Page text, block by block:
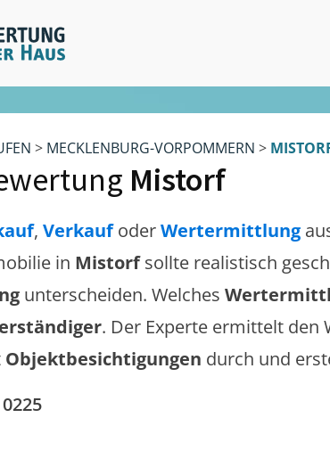
> MECKLENBURG-VORPOMMERN >
Mistorf
, VerkaufoderWertermittlung
in Mistorf sollte realistisch
unterscheiden. Welches
. Der Experte ermittelt den
Objektbesichtigungen durch und